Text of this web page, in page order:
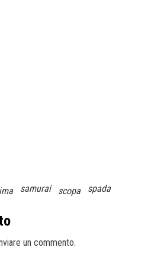
samurai scopa spada
un commento.